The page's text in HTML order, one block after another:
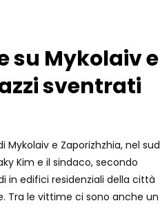
su Mykolaiv e
sventrati
e Zaporizhzhia, nel sud
Kim e il sindaco, secondo
in edifici residenziali della città
Tra le vittime ci sono anche un